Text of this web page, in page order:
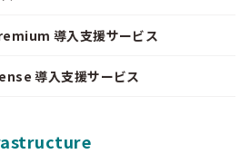
導入支援サービス
導入支援サービス